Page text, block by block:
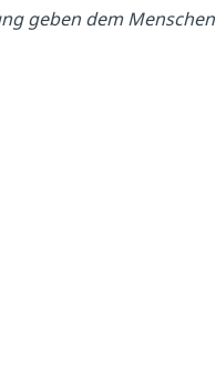
geben dem Menschen